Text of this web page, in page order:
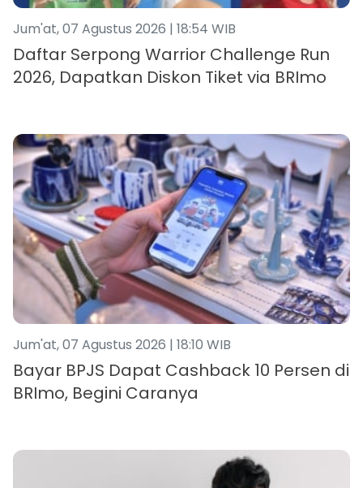
Jum'at, 07 Agustus 2026 | 18:54 WIB
Daftar Serpong Warrior Challenge Run
2026, Dapatkan Diskon Tiket via BRImo
Jum'at, 07 Agustus 2026 | 18:10 WIB
Bayar BPJS Dapat Cashback 10 Persen di
BRImo, Begini Caranya